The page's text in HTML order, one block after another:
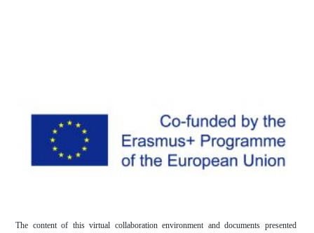
The content of this virtual collaboration environment and documents presented